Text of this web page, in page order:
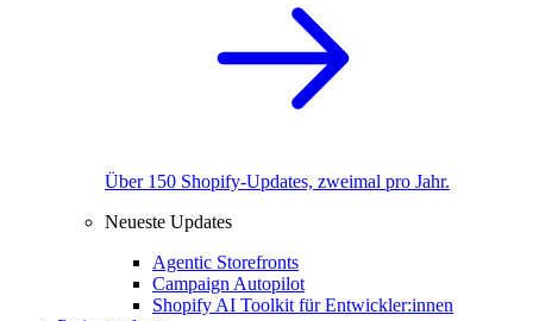
Über 150 Shopify-Updates, zweimal pro Jahr.
Neueste Updates
Agentic Storefronts
Campaign Autopilot
Shopify AI Toolkit für Entwickler:innen